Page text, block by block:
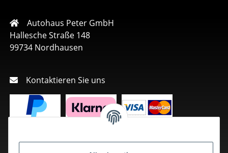
Autohaus Peter GmbH
Hallesche Straße 148
99734 Nordhausen
Kontaktieren Sie uns